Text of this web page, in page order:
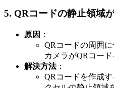
5. QRコードの静止領域
原因 ：
QRコードの周囲に
カメラがQRコー
解決方法：
QRコードを作成